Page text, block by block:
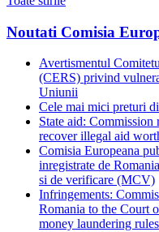
Noutati Comisia
Avertismentul
(CERS) privind
Uniunii
Cele mai mici preturi
State aid:
recover illegal aid
Comisia Europeana
inregistrate de
si de verificare (MCV)
Infringements:
Romania to the Court
money laundering rules